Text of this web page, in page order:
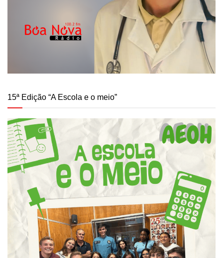
15ª Edição “A Escola e o meio”